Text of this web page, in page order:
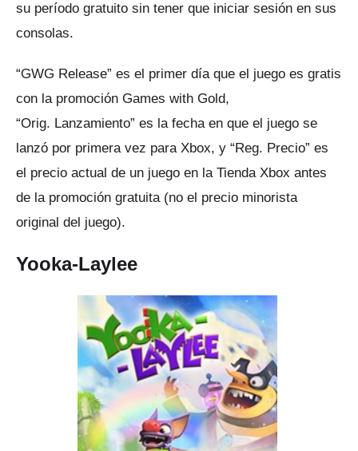
su período gratuito sin tener que iniciar sesión en sus
consolas.
“GWG Release” es el primer día que el juego es gratis
con la promoción Games with Gold,
“Orig. Lanzamiento” es la fecha en que el juego se
lanzó por primera vez para Xbox, y “Reg. Precio” es
el precio actual de un juego en la Tienda Xbox antes
de la promoción gratuita (no el precio minorista
original del juego).
Yooka-Laylee